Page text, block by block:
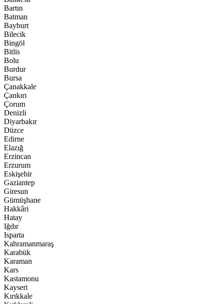
Bartın
Batman
Bayburt
Bilecik
Bingöl
Bitlis
Bolu
Burdur
Bursa
Çanakkale
Çankırı
Çorum
Denizli
Diyarbakır
Düzce
Edirne
Elazığ
Erzincan
Erzurum
Eskişehir
Gaziantep
Giresun
Gümüşhane
Hakkâri
Hatay
Iğdır
Isparta
Kahramanmaraş
Karabük
Karaman
Kars
Kastamonu
Kayseri
Kırıkkale